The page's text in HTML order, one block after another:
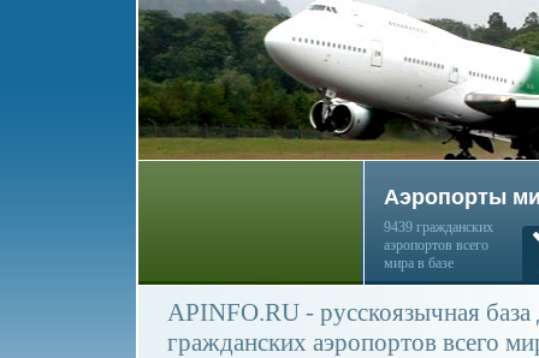
Аэропорты
9439 гражданских
аэропортов всего
мира в базе
APINFO.RU - русскоязычная
гражданских аэропортов всего